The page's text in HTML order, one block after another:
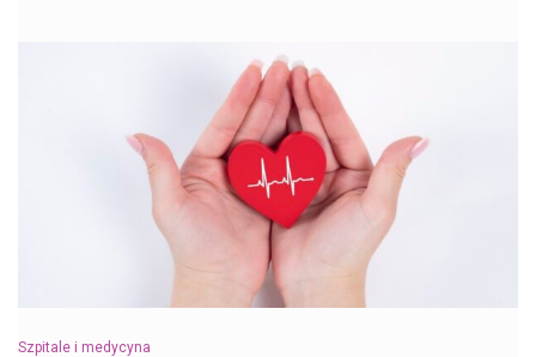
Szpitale i medycyna